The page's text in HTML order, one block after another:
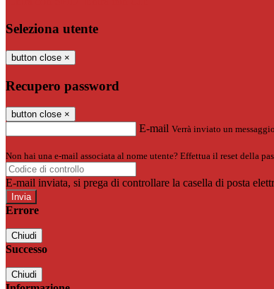
Seleziona utente
button close ×
Recupero password
button close ×
E-mail Verrà inviato un
Non hai una e-mail associata al nome utente? Effettua il reset della
E-mail inviata, si prega di controllare la casella di posta
Errore
Chiudi
Successo
Chiudi